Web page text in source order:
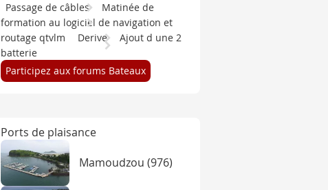
Passage de câbles
Matinée de
formation au logiciel de navigation et
routage qtvlm
Derive
Ajout d une 2
batterie
Participez aux forums Bateaux
Ports de plaisance
Mamoudzou (976)